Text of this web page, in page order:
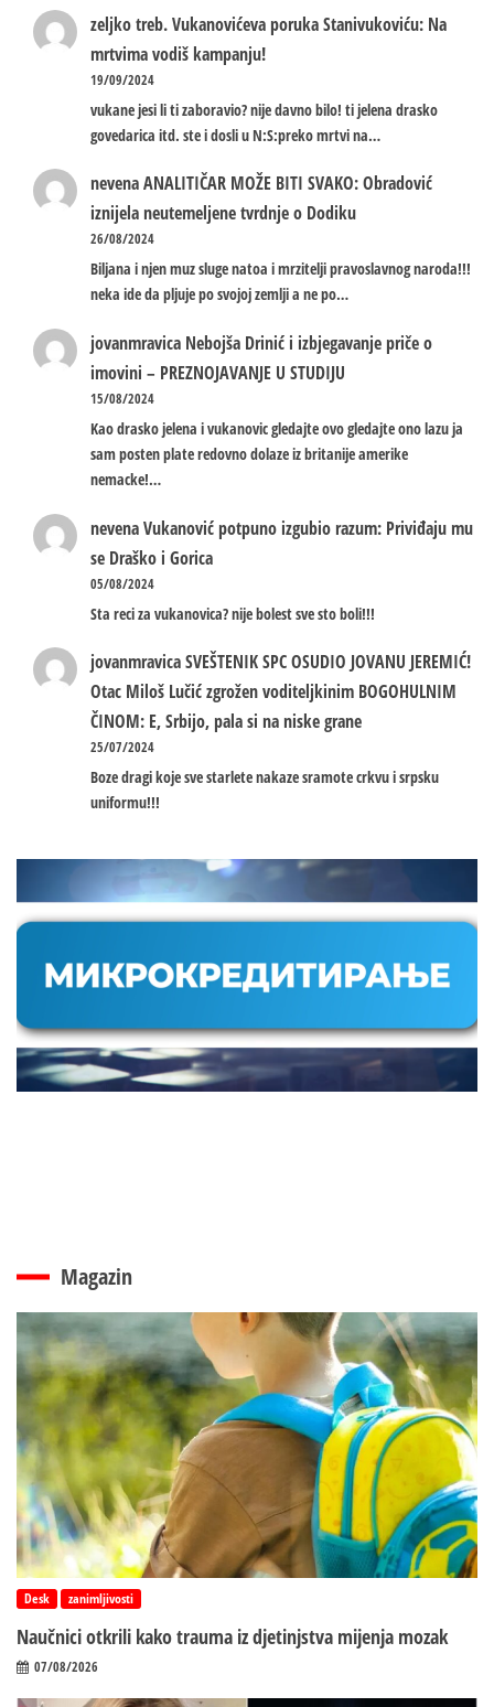
zeljko treb.Vukanovićeva poruka Stanivukoviću: Na
mrtvima vodiš kampanju!
19/09/2024
vukane jesi li ti zaboravio? nije davno bilo! ti jelena drasko
govedarica itd. ste i dosli u N:S:preko mrtvi na…
nevenaANALITIČAR MOŽE BITI SVAKO: Obradović
iznijela neutemeljene tvrdnje o Dodiku
26/08/2024
Biljana i njen muz sluge natoa i mrzitelji pravoslavnog naroda!!!
neka ide da pljuje po svojoj zemlji a ne po…
jovanmravica Nebojša Drinić i izbjegavanje priče o
imovini – PREZNOJAVANJE U STUDIJU
15/08/2024
Kao drasko jelena i vukanovic gledajte ovo gledajte ono lazu ja
sam posten plate redovno dolaze iz britanije amerike
nemacke!…
nevenaVukanović potpuno izgubio razum: Priviđaju mu
se Draško i Gorica
05/08/2024
Sta reci za vukanovica? nije bolest sve sto boli!!!
jovanmravicaSVEŠTENIK SPC OSUDIO JOVANU JEREMIĆ!
Otac Miloš Lučić zgrožen voditeljkinim BOGOHULNIM
ČINOM: E, Srbijo, pala si na niske grane
25/07/2024
Boze dragi koje sve starlete nakaze sramote crkvu i srpsku
uniformu!!!
Magazin
Desk zanimljivosti
Naučnici otkrili kako trauma iz d‌jetinjstva mijenja mozak
07/08/2026